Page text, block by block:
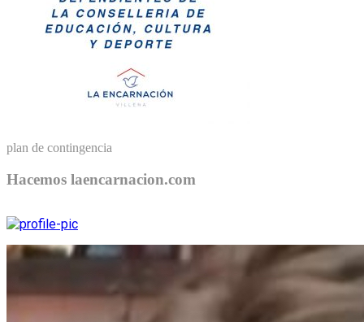
plan de contingencia
Hacemos laencarnacion.com